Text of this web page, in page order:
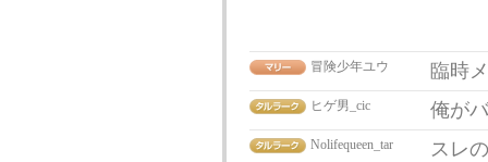
冒険少年ユウ 臨時
ヒゲ男_cic 俺が
Nolifequeen_tar
スレ